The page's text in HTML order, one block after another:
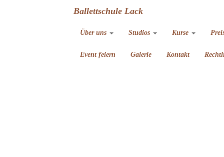
Ballettschule Lack
Über uns Studios Kurse
Event feiern Galerie Kontakt